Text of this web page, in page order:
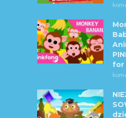
for